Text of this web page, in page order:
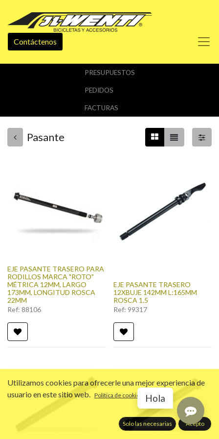
Contáctenos
PRESUPUESTOS
PEDIDOS
FACTURAS
Pasante
EJE PASANTE TRASERO PARA
RODILLOS MARCA "ROTO"
MÉTRICA 12MM, LARGO
173MM, LONGITUD ROSCA
22MM
Ref: 88106
EJE PASANTE TRASERO
12XBUJE 142MM L:165MM
ROSCA 1.5
Ref: 99317
Utilizamos cookies para ofrecerle una mejor experiencia de
usuario en este sitio web. Política de cookies
Solo las necesarias Acepto
Hola